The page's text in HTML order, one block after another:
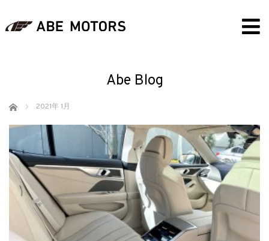
Abe Blog
ホーム 2021年 1月